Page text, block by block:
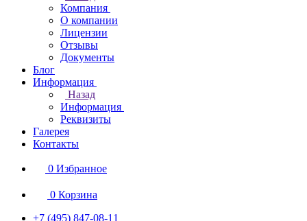
Компания
О компании
Лицензии
Отзывы
Документы
Блог
Информация
Назад
Информация
Реквизиты
Галерея
Контакты
0 Избранное
0 Корзина
+7 (495) 847-08-11